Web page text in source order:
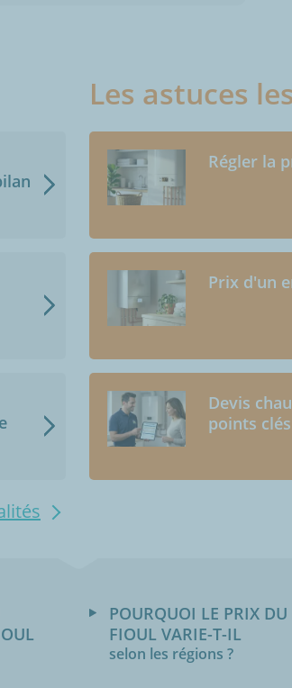
Les astuces
Régler la
Prix d'un
Devis
points
POURQUOI LE PRIX DU
FIOUL VARIE-T-IL
selon les régions ?